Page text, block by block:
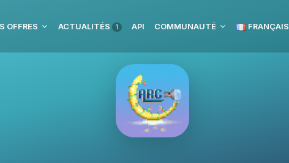
OFFRES ACTUALITÉS 1 API COMMUNAUTÉ FRANÇAIS